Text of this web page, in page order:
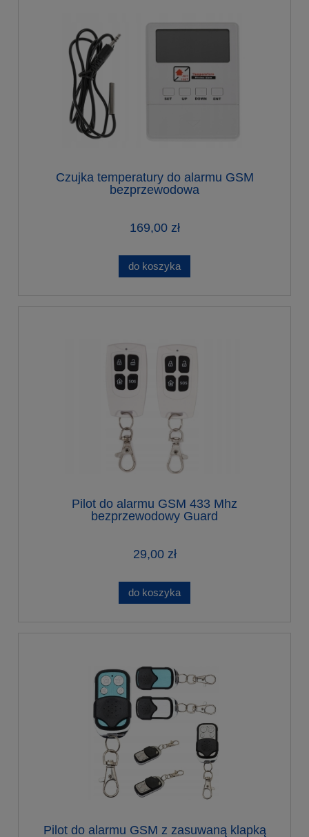
Czujka temperatury do alarmu GSM
bezprzewodowa
169,00 zł
do koszyka
Pilot do alarmu GSM 433 Mhz
bezprzewodowy Guard
29,00 zł
do koszyka
Pilot do alarmu GSM z zasuwaną klapką